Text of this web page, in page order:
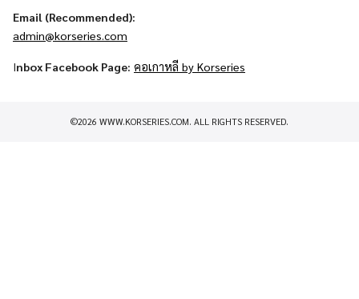
Email (Recommended):
admin@korseries.com
Inbox Facebook Page: คอเกาหลี by Korseries
©2026 WWW.KORSERIES.COM. ALL RIGHTS RESERVED.